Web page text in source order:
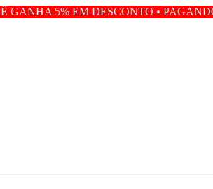
DESCONTO • PAGANDO COM PIX